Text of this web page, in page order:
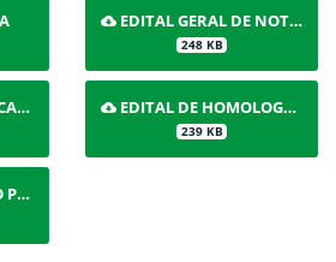
EDITAL GERAL DE NOTAS
248 KB
EDITAL DE HOMOLOGAÇÃO DA CLASSIFICAÇÃO
239 KB